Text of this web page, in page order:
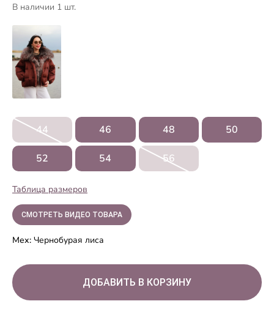
В наличии 1 шт.
44 46 48 50
52 54 56
Таблица размеров
СМОТРЕТЬ ВИДЕО ТОВАРА
Мех: Чернобурая лиса